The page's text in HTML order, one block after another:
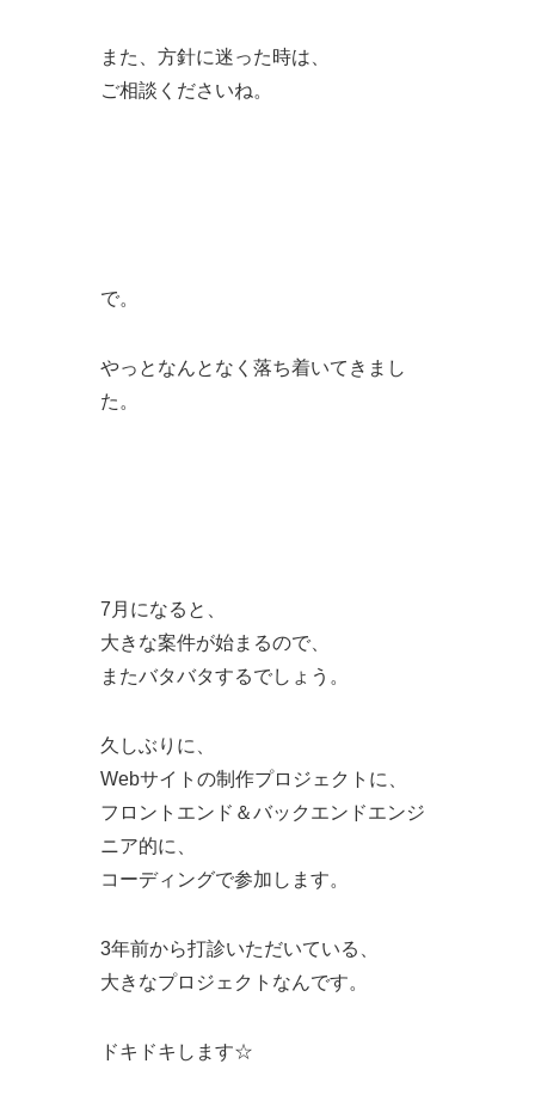
また、方針に迷った時は、
ご相談くださいね。
で。
やっとなんとなく落ち着いてきまし
た。
7月になると、
大きな案件が始まるので、
またバタバタするでしょう。
久しぶりに、
Webサイトの制作プロジェクトに、
フロントエンド＆バックエンドエンジ
ニア的に、
コーディングで参加します。
3年前から打診いただいている、
大きなプロジェクトなんです。
ドキドキします☆